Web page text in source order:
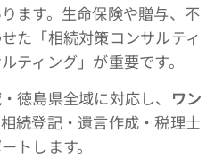
ます。生命保険や贈与、不
た「相続対策コンサルティ
ティング」が重要です。
徳島県全域に対応し、 ワン
続登記・遺言作成・税理士
トします。